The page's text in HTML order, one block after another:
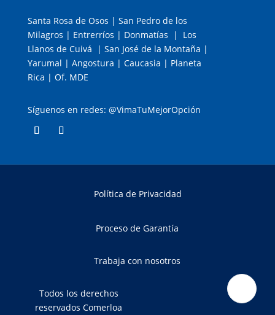
Santa Rosa de Osos | San Pedro de los
Milagros | Entrerríos | Donmatías | Los
Llanos de Cuivá | San José de la Montaña |
Yarumal | Angostura | Caucasia | Planeta
Rica | Of. MDE
Síguenos en redes: @VimaTuMejorOpción
Política de Privacidad
Proceso de Garantía
Trabaja con nosotros
Todos los derechos
reservados Comerloa